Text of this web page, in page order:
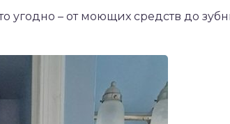
угодно – от моющих средств до